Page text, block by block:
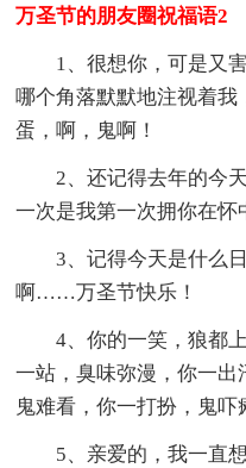
万圣节的朋友圈祝福语2
1、很想你，可是又
哪个角落默默地注视着
蛋，啊，鬼啊！
2、还记得去年的今
一次是我第一次拥你在怀
3、记得今天是什么
啊……万圣节快乐！
4、你的一笑，狼都
一站，臭味弥漫，你一
鬼难看，你一打扮，鬼吓
5、亲爱的，我一直